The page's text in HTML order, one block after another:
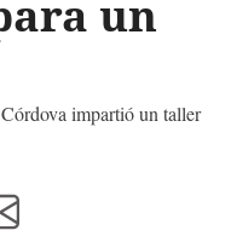
un
impartió un taller